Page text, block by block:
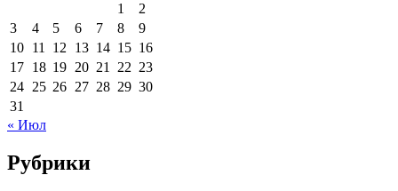
1
2
3
4 5 6 7 8
9
10 11 12 13 14 15 16
17 18 19 20 21 22 23
24 25 26 27 28 29 30
31
« Июл
Рубрики